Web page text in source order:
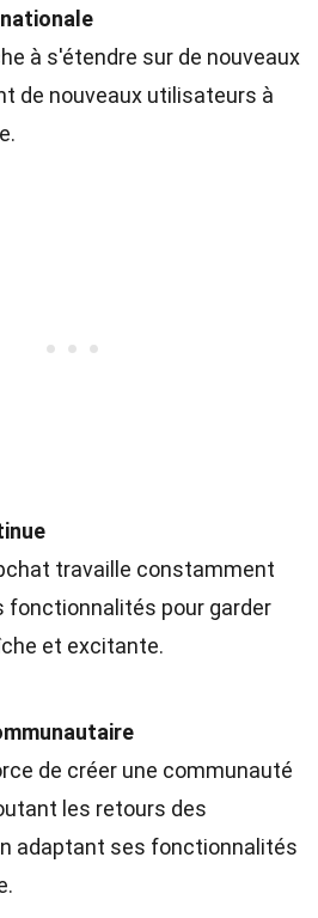
à s'étendre sur de nouveaux
de nouveaux utilisateurs à
travaille constamment
fonctionnalités pour garder
et excitante.
de créer une communauté
les retours des
adaptant ses fonctionnalités